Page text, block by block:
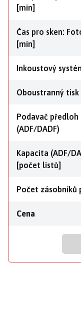
[min]
Čas pro sken:
[min]
Inkoustový
Oboustranný tisk
Podavač předloh
(ADF/DADF)
Kapacita (ADF/
[počet listů]
Počet zásobníků
Cena